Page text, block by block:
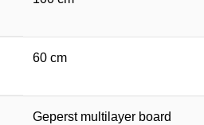
60 cm
Geperst multilayer board